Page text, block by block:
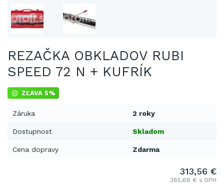
REZAČKA OBKLADOV RUBI
SPEED 72 N + KUFRÍK
ZĽAVA 5%
Záruka 2 roky
Dostupnost Skladom
Cena dopravy Zdarma
313,56 €
385,68 € s DPH